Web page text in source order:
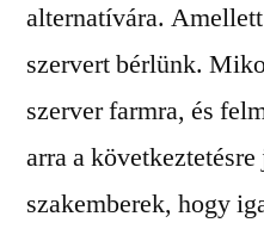
alternatívára.
szervert bérlünk.
szerver farmra, és
arra a
szakemberek, hogy